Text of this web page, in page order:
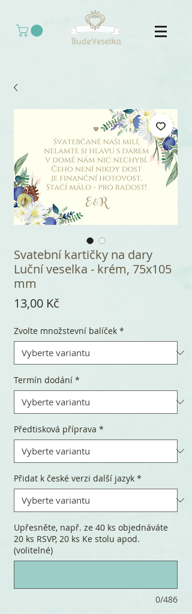
Svatební kartičky na dary
Luční veselka - krém, 75x105
mm
13,00 Kč
Zvolte množstevní balíček *
Termín dodání *
Předtisková příprava *
Přidat k české verzi další jazyk *
Upřesněte, např. ze 40 ks objednáváte
20 ks RSVP, 20 ks Ke stolu apod.
(volitelné)
0/486